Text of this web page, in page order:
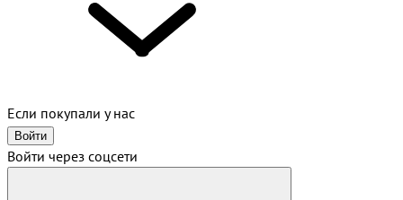
Если покупали у нас
Войти
Войти через соцсети